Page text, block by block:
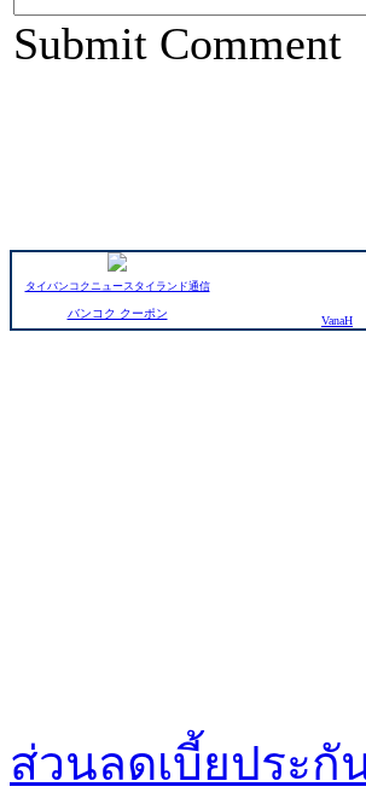
Submit Comment
タイバンコクニュースタイランド通信
バンコク クーポン
VanaH
ส่วนลดเบี้ยประกั